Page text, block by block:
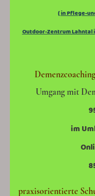
( in Pflege-
Outdoor-Zentrum Lahntal
Umgang mit
im
praxisorientierte